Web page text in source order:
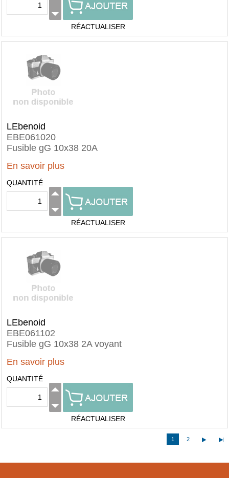
RÉACTUALISER
LEbenoid
EBE061020
Fusible gG 10x38 20A
En savoir plus
QUANTITÉ
RÉACTUALISER
LEbenoid
EBE061102
Fusible gG 10x38 2A voyant
En savoir plus
QUANTITÉ
RÉACTUALISER
1 2